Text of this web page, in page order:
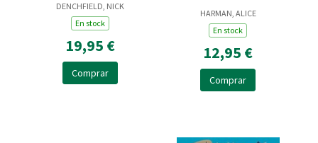
DENCHFIELD, NICK
En stock
19,95 €
Comprar
HARMAN, ALICE
En stock
12,95 €
Comprar